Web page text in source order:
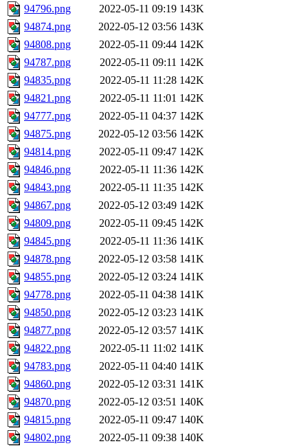
94796.png
2022-05-11 09:19 143K
94874.png
2022-05-12 03:56 143K
94808.png
2022-05-11 09:44 142K
94787.png
2022-05-11 09:11 142K
94835.png
2022-05-11 11:28 142K
94821.png
2022-05-11 11:01 142K
94777.png
2022-05-11 04:37 142K
94875.png
2022-05-12 03:56 142K
94814.png
2022-05-11 09:47 142K
94846.png
2022-05-11 11:36 142K
94843.png
2022-05-11 11:35 142K
94867.png
2022-05-12 03:49 142K
94809.png
2022-05-11 09:45 142K
94845.png
2022-05-11 11:36 141K
94878.png
2022-05-12 03:58 141K
94855.png
2022-05-12 03:24 141K
94778.png
2022-05-11 04:38 141K
94850.png
2022-05-12 03:23 141K
94877.png
2022-05-12 03:57 141K
94822.png
2022-05-11 11:02 141K
94783.png
2022-05-11 04:40 141K
94860.png
2022-05-12 03:31 141K
94870.png
2022-05-12 03:51 140K
94815.png
2022-05-11 09:47 140K
94802.png
2022-05-11 09:38 140K